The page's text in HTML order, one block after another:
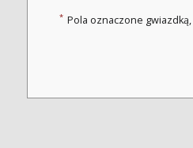
* Pola oznaczone